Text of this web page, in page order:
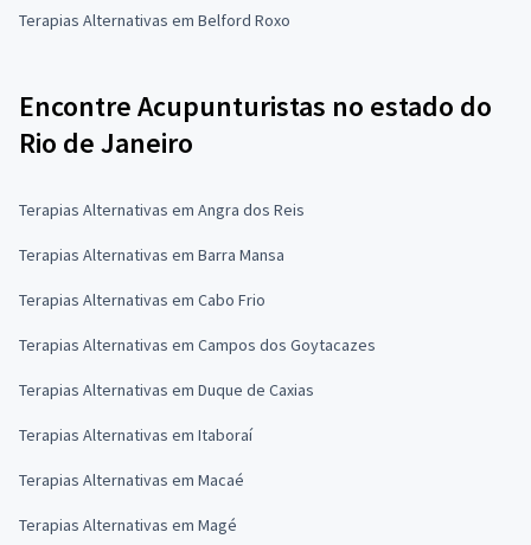
Terapias Alternativas em Belford Roxo
Encontre Acupunturistas no estado do
Rio de Janeiro
Terapias Alternativas em Angra dos Reis
Terapias Alternativas em Barra Mansa
Terapias Alternativas em Cabo Frio
Terapias Alternativas em Campos dos Goytacazes
Terapias Alternativas em Duque de Caxias
Terapias Alternativas em Itaboraí
Terapias Alternativas em Macaé
Terapias Alternativas em Magé